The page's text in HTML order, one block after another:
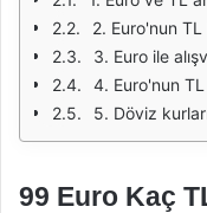
2. Euro'nun TL
3. Euro ile
4. Euro'nun TL
5. Döviz
99 Euro Kaç